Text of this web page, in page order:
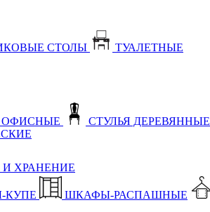
СТОЛЫ
ТУАЛЕТНЫЕ
ОФИСНЫЕ СТУЛЬЯ ДЕРЕВЯННЫЕ
ХРАНЕНИЕ
КУПЕ ШКАФЫ-РАСПАШНЫЕ